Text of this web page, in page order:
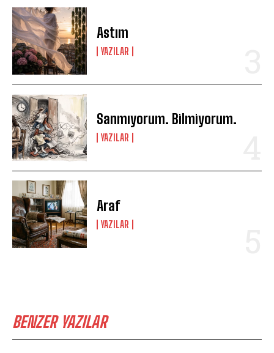
Astım
YAZILAR
Sanmıyorum. Bilmiyorum.
YAZILAR
Araf
YAZILAR
BENZER YAZILAR